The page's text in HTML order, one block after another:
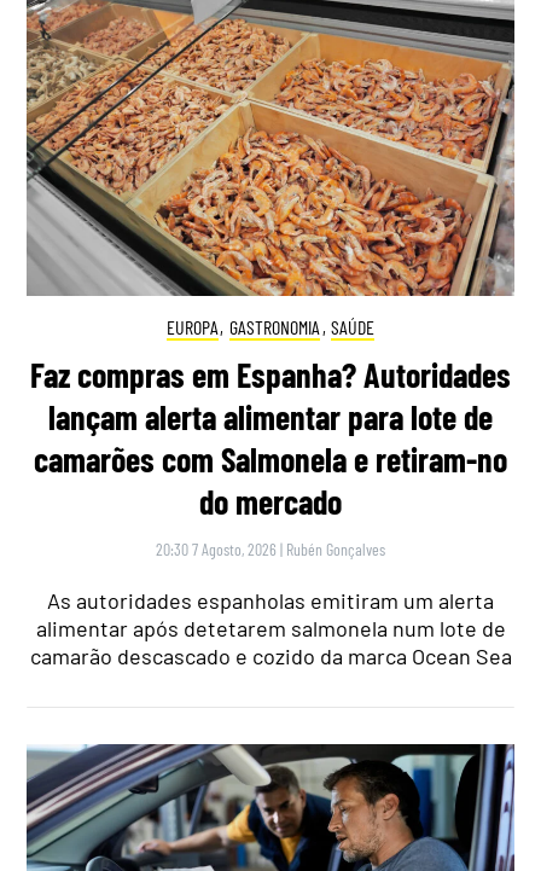
EUROPA, GASTRONOMIA , SAÚDE
Faz compras em Espanha? Autoridades
lançam alerta alimentar para lote de
camarões com Salmonela e retiram-no
do mercado
20:30 7 Agosto, 2026 | Rubén Gonçalves
As autoridades espanholas emitiram um alerta
alimentar após detetarem salmonela num lote de
camarão descascado e cozido da marca Ocean Sea